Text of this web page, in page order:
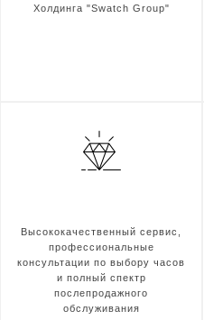
Холдинга "Swatch Group"
Высококачественный сервис,
профессиональные
консультации по выбору часов
и полный спектр
послепродажного
обслуживания